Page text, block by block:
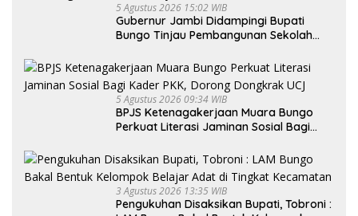
5 Agustus 2026 15:02 WIB
Gubernur Jambi Didampingi Bupati
Bungo Tinjau Pembangunan Sekolah
5 Agustus 2026 09:34 WIB
BPJS Ketenagakerjaan Muara Bungo
Perkuat Literasi Jaminan Sosial Bagi
3 Agustus 2026 13:35 WIB
Pengukuhan Disaksikan Bupati, Tobroni :